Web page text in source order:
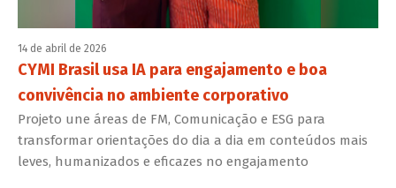
14 de abril de 2026
CYMI Brasil usa IA para engajamento e boa
convivência no ambiente corporativo
Projeto une áreas de FM, Comunicação e ESG para
transformar orientações do dia a dia em conteúdos mais
leves, humanizados e eficazes no engajamento